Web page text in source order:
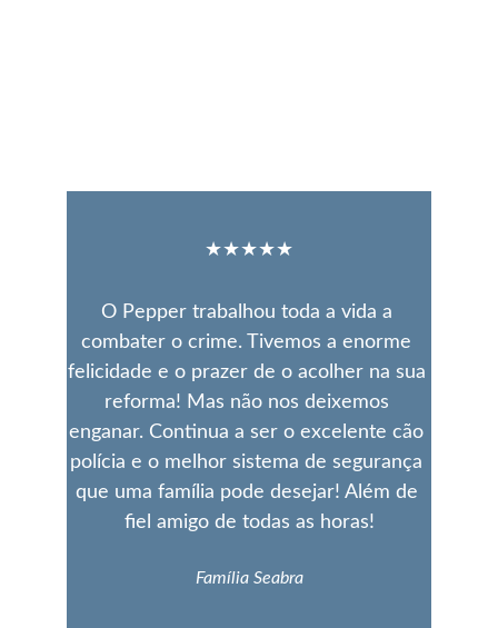
★★★★★
O Pepper trabalhou toda a vida a
combater o crime. Tivemos a enorme
felicidade e o prazer de o acolher na sua
reforma! Mas não nos deixemos
enganar. Continua a ser o excelente cão
polícia e o melhor sistema de segurança
que uma família pode desejar! Além de
fiel amigo de todas as horas!
Família Seabra